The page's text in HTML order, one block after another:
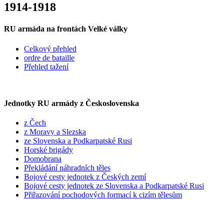
1914-1918
RU armáda na frontách Velké války
Celkový přehled
ordre de bataille
Přehled tažení
Jednotky RU armády z Československa
z Čech
z Moravy a Slezska
ze Slovenska a Podkarpatské Rusi
Horské brigády
Domobrana
Překládání náhradních těles
Bojové cesty jednotek z Českých zemí
Bojové cesty jednotek ze Slovenska a Podkarpatské Rusi
Přiřazování pochodových formací k cizím tělesům